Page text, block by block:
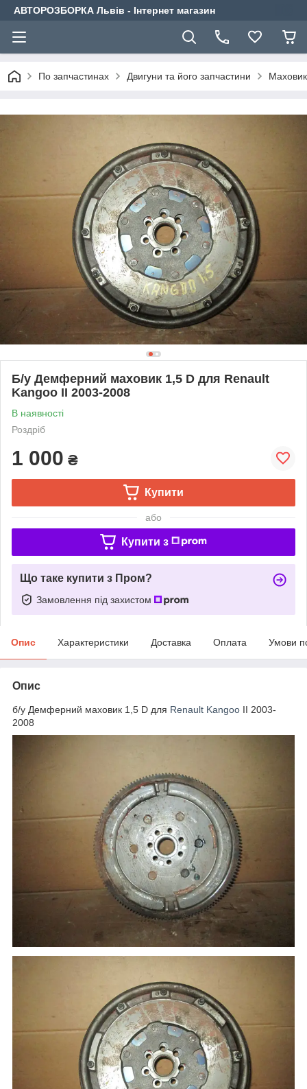
АВТОРОЗБОРКА Львів - Інтернет магазин
По запчастинах Двигуни та його запчастини Маховик
Б/у Демферний маховик 1,5 D для Renault
Kangoo II 2003-2008
В наявності
Роздріб
1 000 ₴
Купити
або
Купити з
Що таке купити з Пром?
Замовлення під захистом
Опис Характеристики Доставка Оплата Умови
Опис
б/у Демферний маховик 1,5 D для Renault Kangoo II 2003-
2008